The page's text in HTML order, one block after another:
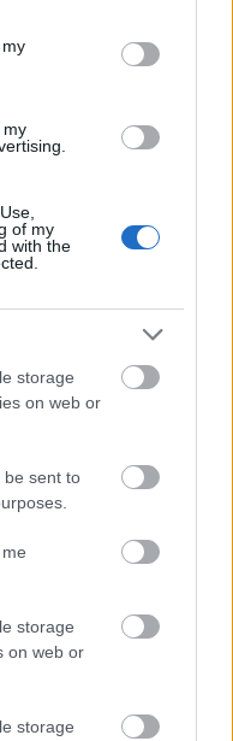
in below Google
my
of my
with the
storage
on web or
be sent to
storage
on web or
storage
felemelő
ülését a Tomcsa
próbára tette az